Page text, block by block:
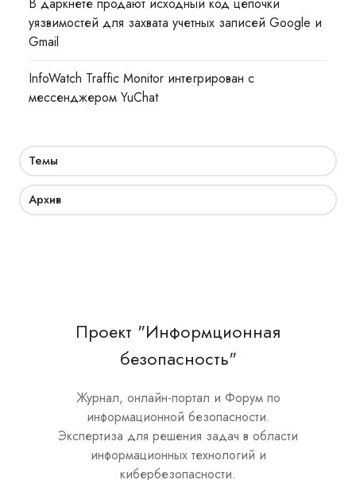
В даркнете продают исходный код цепочки
уязвимостей для захвата учетных записей Google и
Gmail
InfoWatch Traffic Monitor интегрирован с
мессенджером YuChat
Темы
Архив
Проект "Информционная
безопасность"
Журнал, онлайн-портал и Форум по
информационной безопасности.
Экспертиза для решения задач в области
информационных технологий и
кибербезопасности.